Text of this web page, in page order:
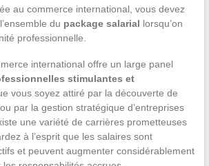
au commerce international, vous devez
du package salarial lorsqu’on
professionnelle.
international offre un large panel
stimulantes et
vous soyez attiré par la découverte de
par la gestion stratégique d’entreprises
une variété de carrières prometteuses
à l’esprit que les salaires sont
et peuvent augmenter considérablement